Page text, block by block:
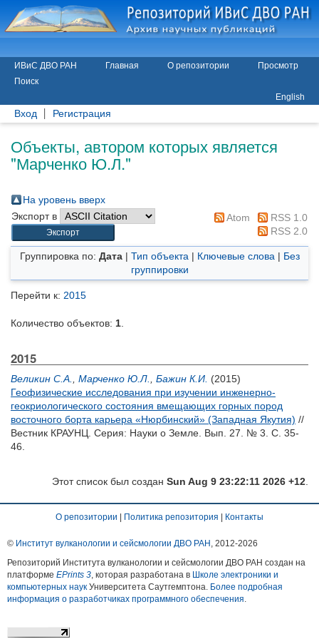
ИВиС ДВО РАН Главная О репозитории
Просмотр
Поиск
English
Вход Регистрация
Объекты, автором которых является
"Марченко Ю.Л."
На уровень вверх
Экспорт в
Atom
RSS 1.0
RSS 2.0
Группировка по: Дата| Тип объекта | Ключевые слова | Без
группировки
Перейти к: 2015
Количество объектов: 1
2015
Великин С.А. Марченко Ю.Л. Бажин К.И. (2015)
Геофизические исследования при изучении инженерно-
геокриологического состояния вмещающих горных пород
восточного борта карьера «Нюрбинский» (Западная Якутия) //
Вестник КРАУНЦ. Серия: Науки о Земле. Вып. 27. № 3. С. 35-
46.
Этот список был создан Sun Aug 9 23:22:11 2026 +12
О репозитории Политика репозитория Контакты
© Институт вулканологии и сейсмологии ДВО РАН , 2012-2026
Репозиторий Института вулканологии и сейсмологии ДВО РАН создан на
платформе EPrints 3, которая разработана в Школе электроники и
компьютерных наук Университета Саутгемптона. Более подробная
информация о разработчиках программного обеспечения.